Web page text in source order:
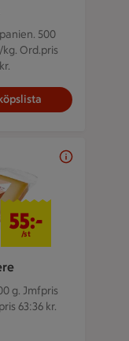
500
Ord.pris
g. Jmfpris
63:36 kr.
55 kr/st
55:-
/st